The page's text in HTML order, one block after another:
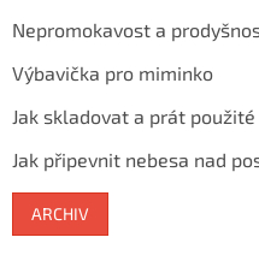
Nepromokavost a
Výbavička pro miminko
Jak skladovat a prát
Jak připevnit nebesa nad
ARCHIV